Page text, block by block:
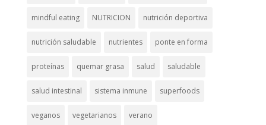
mindful eating NUTRICION nutrición deportiva
nutrición saludable nutrientes ponte en forma
proteínas quemar grasa salud saludable
salud intestinal sistema inmune superfoods
veganos vegetarianos verano